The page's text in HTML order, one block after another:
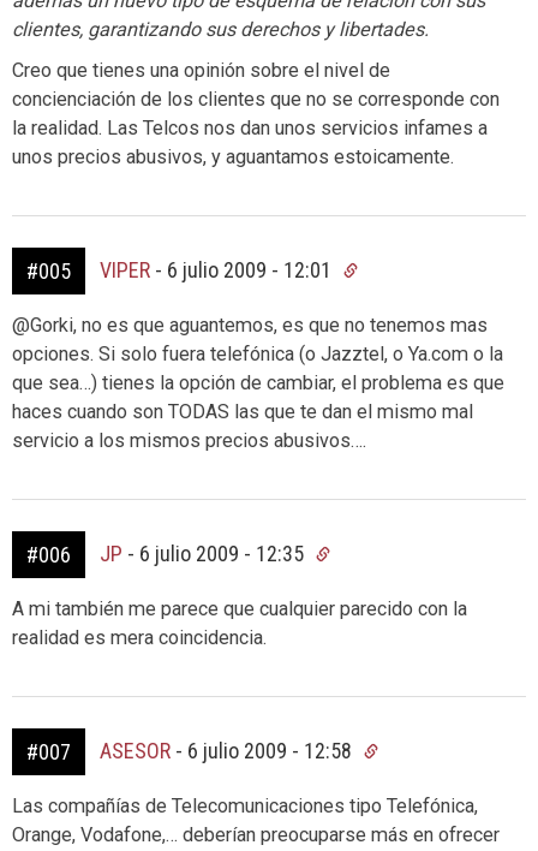
clientes, garantizando sus derechos y libertades.
Creo que tienes una opinión sobre el nivel de
concienciación de los clientes que no se corresponde con
la realidad. Las Telcos nos dan unos servicios infames a
unos precios abusivos, y aguantamos estoicamente.
#005 VIPER - 6 julio 2009 - 12:01
@Gorki, no es que aguantemos, es que no tenemos mas
opciones. Si solo fuera telefónica (o Jazztel, o Ya.com o la
que sea…) tienes la opción de cambiar, el problema es que
haces cuando son TODAS las que te dan el mismo mal
servicio a los mismos precios abusivos….
#006 JP - 6 julio 2009 - 12:35
A mi también me parece que cualquier parecido con la
realidad es mera coincidencia.
#007 ASESOR - 6 julio 2009 - 12:58
Las compañías de Telecomunicaciones tipo Telefónica,
Orange, Vodafone,… deberían preocuparse más en ofrecer